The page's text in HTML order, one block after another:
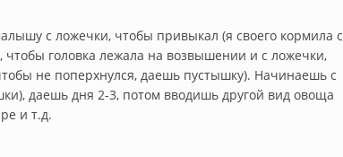
с ложечки, чтобы привыкал (я своего кормила с
чтобы головка лежала на возвышении и с ложечки,
не поперхнулся, даешь пустышку). Начинаешь с
даешь дня 2-3, потом вводишь другой вид овоща
и т.д.